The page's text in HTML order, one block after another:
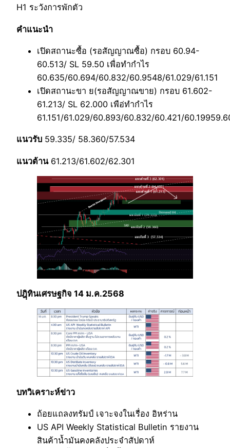
H1 ระวังการพักตัว
คำแนะนำ
เปิดสถานะซื้อ (รอสัญญาณซื้อ) กรอบ 60.94-
60.513/ SL 59.50 เพื่อทำกำไร
60.635/60.694/60.832/60.9548/61.029/61.151
เปิดสถานะขา ย(รอสัญญาณขาย) กรอบ 61.602-
61.213/ SL 62.000 เพือ่ทำกำไร
61.151/61.029/60.893/60.832/60.421/
แนวรับ 59.335/ 58.360/57.534
แนวต้าน61.213/61.602/62.301
ปฎฺิทินเศรษฐกิจ 14 ม.ค.2568
บทวิเคราะห์ข่าว
ถ้อยแถลงทรัมป์ เจาะจงในเรื่อง อิหร่าน
US API Weekly Statistical Bulletin รายงาน
สินค้าน้ำมันคงคลังประจำสัปดาห์